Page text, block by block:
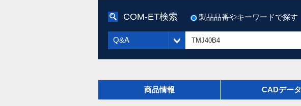
COM-ET検索 製品品番やキーワードで探す
Q&A
商品情報 CADデータ